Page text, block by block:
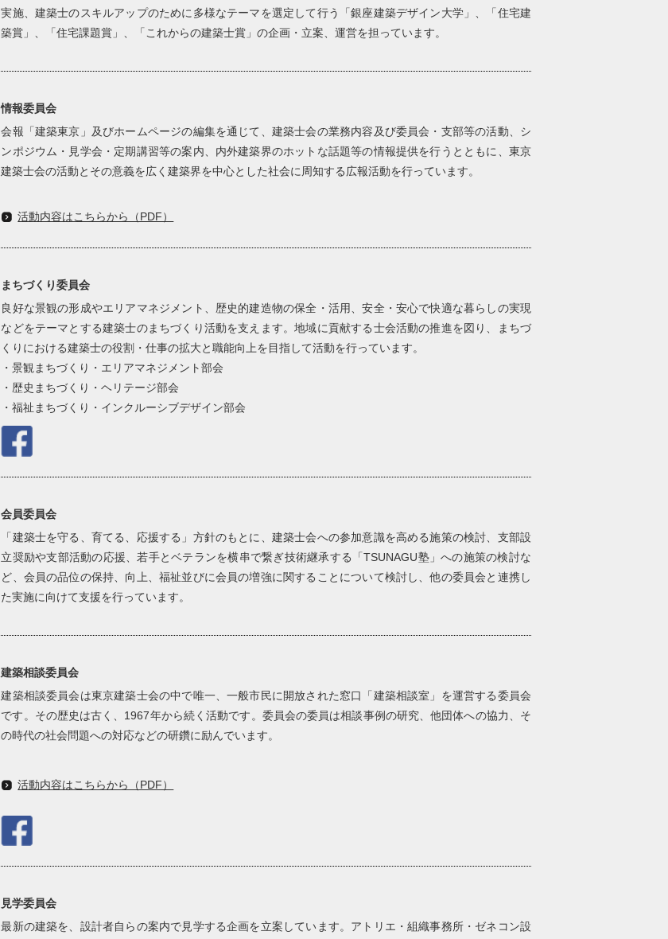
実施、建築士のスキルアップのために多様なテーマを選定して行う「銀座建築デザイン大学」、「住宅建
築賞」、「住宅課題賞」、「これからの建築士賞」の企画・立案、運営を担っています。
情報委員会
会報「建築東京」及びホームページの編集を通じて、建築士会の業務内容及び委員会・支部等の活動、シ
ンポジウム・見学会・定期講習等の案内、内外建築界のホットな話題等の情報提供を行うとともに、東京
建築士会の活動とその意義を広く建築界を中心とした社会に周知する広報活動を行っています。
活動内容はこちらから（PDF）
まちづくり委員会
良好な景観の形成やエリアマネジメント、歴史的建造物の保全・活用、安全・安心で快適な暮らしの実現
などをテーマとする建築士のまちづくり活動を支えます。地域に貢献する士会活動の推進を図り、まちづ
くりにおける建築士の役割・仕事の拡大と職能向上を目指して活動を行っています。
・景観まちづくり・エリアマネジメント部会
・歴史まちづくり・ヘリテージ部会
・福祉まちづくり・インクルーシブデザイン部会
会員委員会
「建築士を守る、育てる、応援する」方針のもとに、建築士会への参加意識を高める施策の検討、支部設
立奨励や支部活動の応援、若手とベテランを横串で繋ぎ技術継承する「TSUNAGU塾」への施策の検討な
ど、会員の品位の保持、向上、福祉並びに会員の増強に関することについて検討し、他の委員会と連携し
た実施に向けて支援を行っています。
建築相談委員会
建築相談委員会は東京建築士会の中で唯一、一般市民に開放された窓口「建築相談室」を運営する委員会
です。その歴史は古く、1967年から続く活動です。委員会の委員は相談事例の研究、他団体への協力、そ
の時代の社会問題への対応などの研鑽に励んでいます。
活動内容はこちらから（PDF）
見学委員会
最新の建築を、設計者自らの案内で見学する企画を立案しています。アトリエ・組織事務所・ゼネコン設